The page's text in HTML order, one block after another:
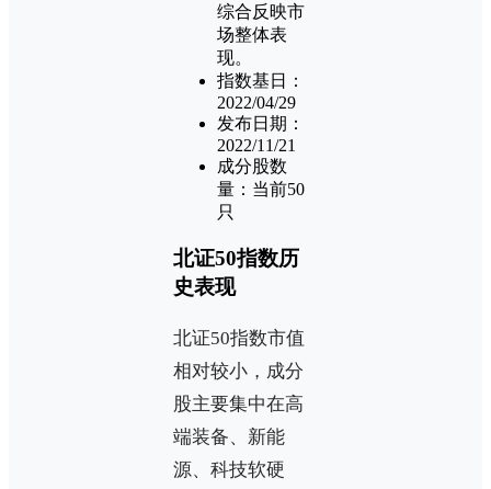
综合反映市
场整体表
现。
指数基日：
2022/04/29
发布日期：
2022/11/21
成分股数
量：当前50
只
北证50指数历
史表现
北证50指数市值
相对较小，成分
股主要集中在高
端装备、新能
源、科技软硬